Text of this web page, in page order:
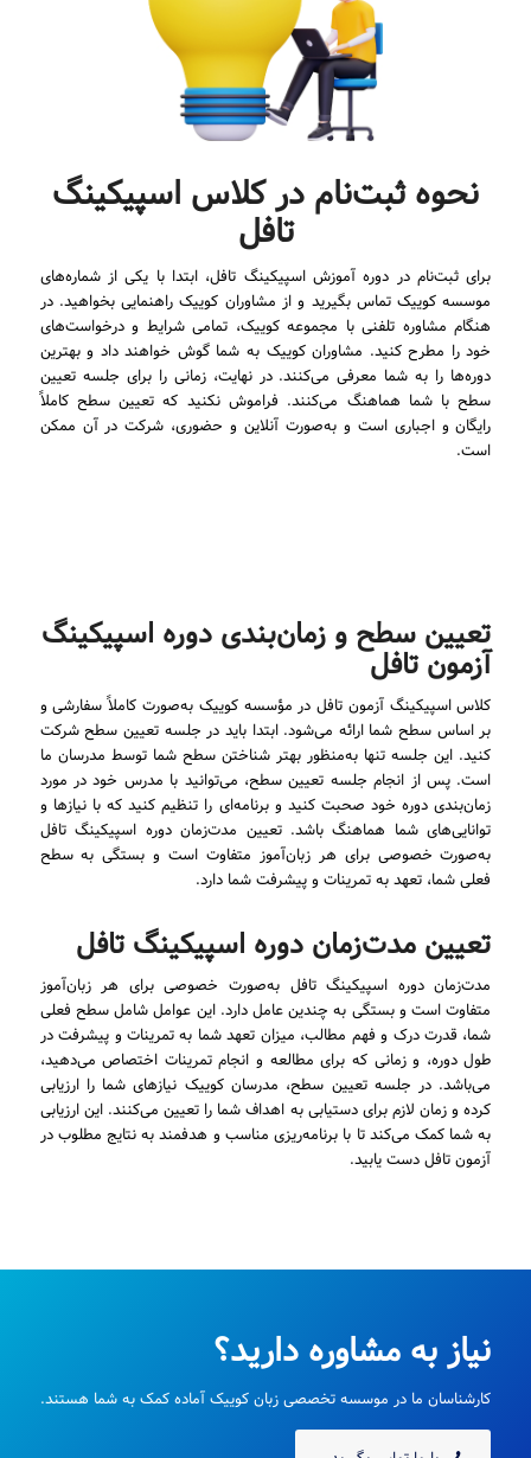
نحوه ثبت‌نام در کلاس اسپیکینگ
تافل
برای ثبت‌نام در دوره آموزش اسپیکینگ تافل، ابتدا با یکی از شماره‌های
موسسه کوییک تماس بگیرید و از مشاوران کوییک راهنمایی بخواهید. در
هنگام مشاوره تلفنی با مجموعه کوییک، تمامی شرایط و درخواست‌های
خود را مطرح کنید. مشاوران کوییک به شما گوش خواهند داد و بهترین
دوره‌ها را به شما معرفی می‌کنند. در نهایت، زمانی را برای جلسه تعیین
سطح با شما هماهنگ می‌کنند. فراموش نکنید که تعیین سطح کاملاً
رایگان و اجباری است و به‌صورت آنلاین و حضوری، شرکت در آن ممکن
است.
تعیین سطح و زمان‌بندی دوره اسپیکینگ
آزمون تافل
کلاس اسپیکینگ آزمون تافل در مؤسسه کوییک به‌صورت کاملاً سفارشی و
بر اساس سطح شما ارائه می‌شود. ابتدا باید در جلسه تعیین سطح شرکت
کنید. این جلسه تنها به‌منظور بهتر شناختن سطح شما توسط مدرسان ما
است. پس از انجام جلسه تعیین سطح، می‌توانید با مدرس خود در مورد
زمان‌بندی دوره خود صحبت کنید و برنامه‌ای را تنظیم کنید که با نیازها و
توانایی‌های شما هماهنگ باشد. تعیین مدت‌زمان دوره اسپیکینگ تافل
به‌صورت خصوصی برای هر زبان‌آموز متفاوت است و بستگی به سطح
فعلی شما، تعهد به تمرینات و پیشرفت شما دارد.
تعیین مدت‌زمان دوره اسپیکینگ تافل
مدت‌زمان دوره اسپیکینگ تافل به‌صورت خصوصی برای هر زبان‌آموز
متفاوت است و بستگی به چندین عامل دارد. این عوامل شامل سطح فعلی
شما، قدرت درک و فهم مطالب، میزان تعهد شما به تمرینات و پیشرفت در
طول دوره، و زمانی که برای مطالعه و انجام تمرینات اختصاص می‌دهید،
می‌باشد. در جلسه تعیین سطح، مدرسان کوییک نیازهای شما را ارزیابی
کرده و زمان لازم برای دستیابی به اهداف شما را تعیین می‌کنند. این ارزیابی
به شما کمک می‌کند تا با برنامه‌ریزی مناسب و هدفمند به نتایج مطلوب در
آزمون تافل دست یابید.
نیاز به مشاوره دارید؟
کارشناسان ما در موسسه تخصصی زبان کوییک آماده کمک به شما هستند.